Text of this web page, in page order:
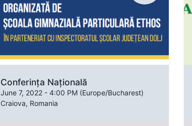
Conferința Națională
June 7, 2022 - 4:00 PM (Europe/Bucharest)
Craiova, Romania